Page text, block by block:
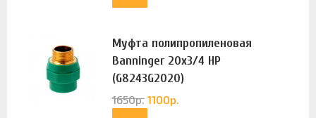
Муфта полипропиленовая
Banninger 20х3/4 НР
(G8243G2020)
1650р. 1100р.